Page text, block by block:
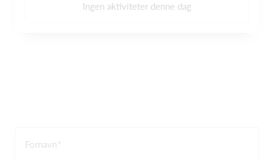
Ingen aktiviteter denne dag
Fornavn